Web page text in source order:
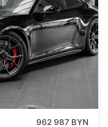
962 987 BYN